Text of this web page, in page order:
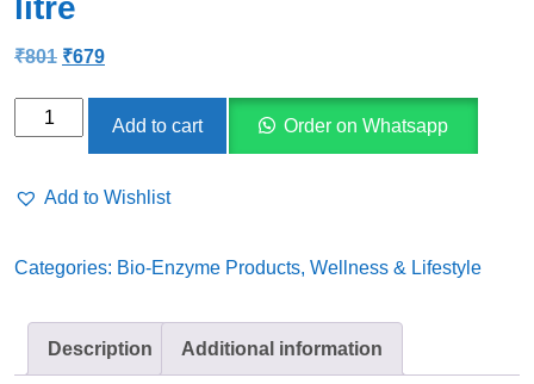
₹801 Original
was:
₹679Current
is:
₹679.
Unarvudan
1
quantity
Add to cart Order on Whatsapp
Add to Wishlist
Categories: Bio-Enzyme Products, Wellness & Lifestyle
Description Additional information